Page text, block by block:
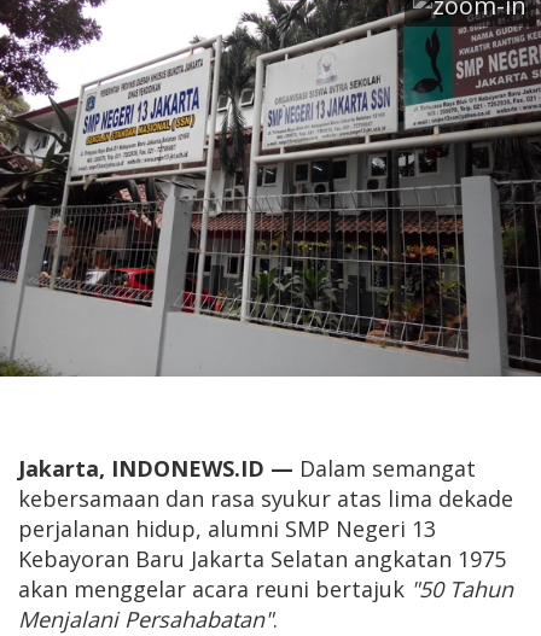
Jakarta, INDONEWS.ID — Dalam semangat
kebersamaan dan rasa syukur atas lima dekade
perjalanan hidup, alumni SMP Negeri 13
Kebayoran Baru Jakarta Selatan angkatan 1975
akan menggelar acara reuni bertajuk "50 Tahun
Menjalani Persahabatan".